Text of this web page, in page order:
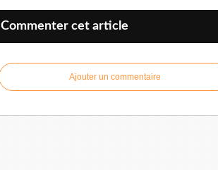
Commenter cet article
Ajouter un commentaire